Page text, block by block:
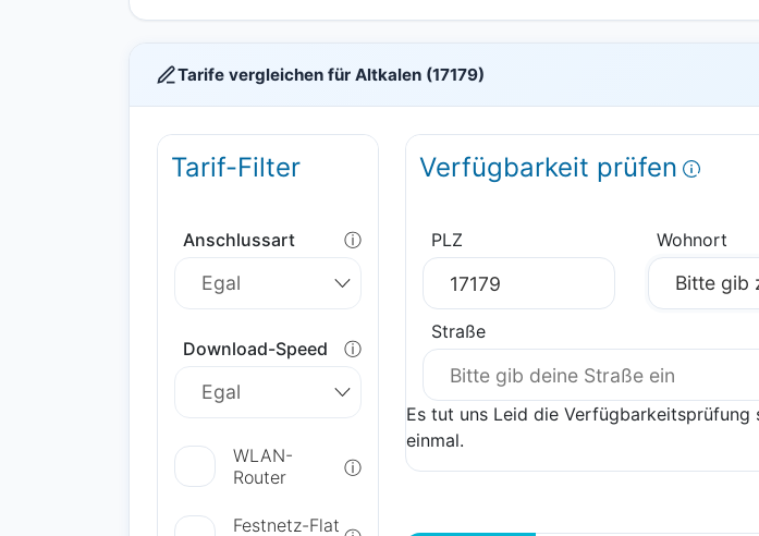
Tarife vergleichen für Altkalen (17179)